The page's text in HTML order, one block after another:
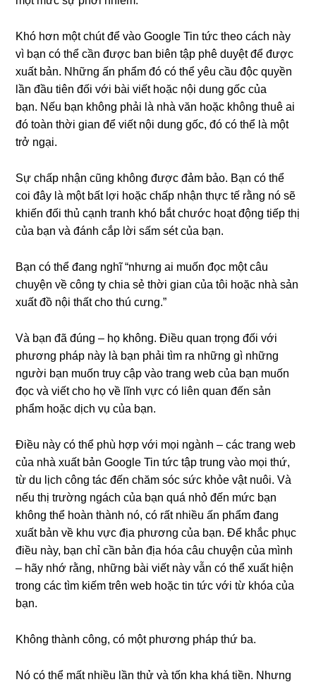
Khó hơn một chút để vào Google Tin tức theo cách này
vì bạn có thể cần được ban biên tập phê duyệt để được
xuất bản. Những ấn phẩm đó có thể yêu cầu độc quyền
lần đầu tiên đối với bài viết hoặc nội dung gốc của
bạn. Nếu bạn không phải là nhà văn hoặc không thuê ai
đó toàn thời gian để viết nội dung gốc, đó có thể là một
trở ngại.
Sự chấp nhận cũng không được đảm bảo. Bạn có thể
coi đây là một bất lợi hoặc chấp nhận thực tế rằng nó sẽ
khiến đối thủ cạnh tranh khó bắt chước hoạt động tiếp thị
của bạn và đánh cắp lời sấm sét của bạn.
Bạn có thể đang nghĩ “nhưng ai muốn đọc một câu
chuyện về công ty chia sẻ thời gian của tôi hoặc nhà sản
xuất đồ nội thất cho thú cưng.”
Và bạn đã đúng – họ không. Điều quan trọng đối với
phương pháp này là bạn phải tìm ra những gì những
người bạn muốn truy cập vào trang web của bạn muốn
đọc và viết cho họ về lĩnh vực có liên quan đến sản
phẩm hoặc dịch vụ của bạn.
Điều này có thể phù hợp với mọi ngành – các trang web
của nhà xuất bản Google Tin tức tập trung vào mọi thứ,
từ du lịch công tác đến chăm sóc sức khỏe vật nuôi. Và
nếu thị trường ngách của bạn quá nhỏ đến mức bạn
không thể hoàn thành nó, có rất nhiều ấn phẩm đang
xuất bản về khu vực địa phương của bạn. Để khắc phục
điều này, bạn chỉ cần bản địa hóa câu chuyện của mình
– hãy nhớ rằng, những bài viết này vẫn có thể xuất hiện
trong các tìm kiếm trên web hoặc tin tức với từ khóa của
bạn.
Không thành công, có một phương pháp thứ ba.
Nó có thể mất nhiều lần thử và tốn kha khá tiền. Nhưng